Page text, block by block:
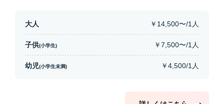
大人 ￥14,500〜/1人
子供(小学生) ￥7,500〜/1人
幼児(小学生未満) ￥4,500/1人